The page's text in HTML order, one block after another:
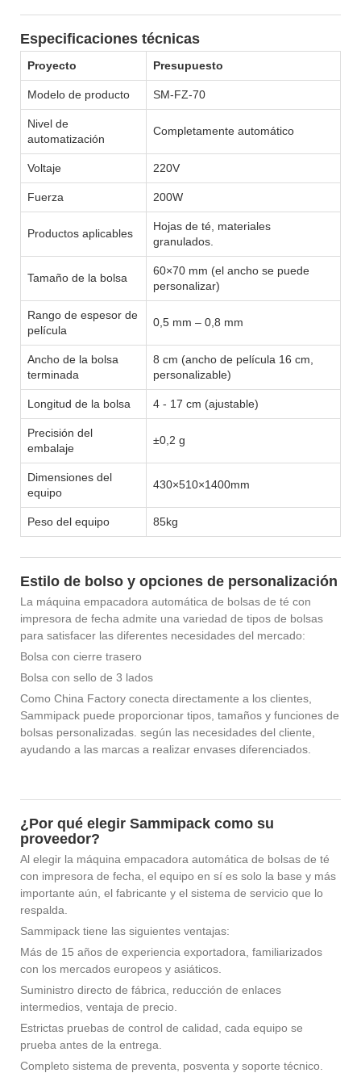
Especificaciones técnicas
Proyecto Presupuesto
Modelo de producto SM-FZ-70
Nivel de
automatización
Completamente automático
Voltaje 220V
Fuerza 200W
Productos aplicables
Hojas de té, materiales
granulados.
Tamaño de la bolsa
60×70 mm (el ancho se puede
personalizar)
Rango de espesor de
película
0,5 mm – 0,8 mm
Ancho de la bolsa
terminada
8 cm (ancho de película 16 cm,
personalizable)
Longitud de la bolsa 4 - 17 cm (ajustable)
Precisión del
embalaje
±0,2 g
Dimensiones del
equipo
430×510×1400mm
Peso del equipo 85kg
Estilo de bolso y opciones de personalización
La máquina empacadora automática de bolsas de té con
impresora de fecha admite una variedad de tipos de bolsas
para satisfacer las diferentes necesidades del mercado:
Bolsa con cierre trasero
Bolsa con sello de 3 lados
Como China Factory conecta directamente a los clientes,
Sammipack puede proporcionar tipos, tamaños y funciones de
bolsas personalizadas. según las necesidades del cliente,
ayudando a las marcas a realizar envases diferenciados.
¿Por qué elegir Sammipack como su
proveedor?
Al elegir la máquina empacadora automática de bolsas de té
con impresora de fecha, el equipo en sí es solo la base y más
importante aún, el fabricante y el sistema de servicio que lo
respalda.
Sammipack tiene las siguientes ventajas:
Más de 15 años de experiencia exportadora, familiarizados
con los mercados europeos y asiáticos.
Suministro directo de fábrica, reducción de enlaces
intermedios, ventaja de precio.
Estrictas pruebas de control de calidad, cada equipo se
prueba antes de la entrega.
Completo sistema de preventa, posventa y soporte técnico.